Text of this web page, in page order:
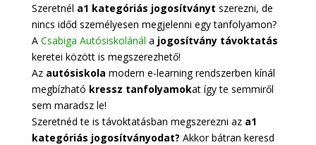
Szeretnél a1 kategóriás jogosítványt szerezni, de
nincs időd személyesen megjelenni egy tanfolyamon?
A Csabiga Autósiskolánál a jogosítvány távoktatás
keretei között is megszerezhető!
Az autósiskola modern e-learning rendszerben kínál
megbízható kressz tanfolyamokat így te semmiről
sem maradsz le!
Szeretnéd te is távoktatásban megszerezni az a1
kategóriás jogosítványodat? Akkor bátran keresd